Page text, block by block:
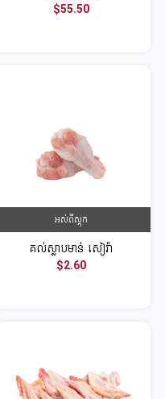
$55.50
អស់ពីស្តុក
គល់ស្លាបមាន់ សៀរ៉ា
$2.60